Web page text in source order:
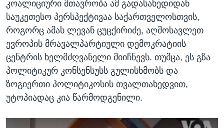
კოალიციური მთავრობა ამ გადასახედიდან
საუკეთესო პერსპექტივაა საქართველოსთვის,
როგორც ამას ლევან ცუცქირიძე, აღმოსავლეთ
ევროპის მრავალპარტიული დემოკრატიის
ცენტრის ხელმძღვანელი მიიჩნევს. თუმცა, ეს გზა
პოლიტიკურ კონსენსუსს გულისხმობს და
ზოგიერთი პოლიტიკოსის თვალთახედვით,
უტოპიადაც კია წარმოდგენილი.